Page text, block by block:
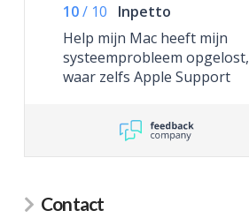
10/ 10
Inpetto
Help mijn Mac heeft mijn
systeemprobleem opgelost,
waar zelfs Apple Support
Contact